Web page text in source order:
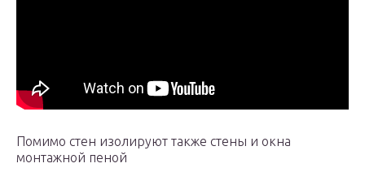
Помимо стен изолируют также стены и окна
монтажной пеной